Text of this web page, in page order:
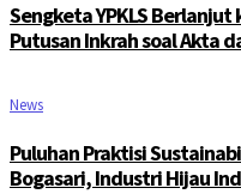
Sengketa YPKLS
Putusan Inkrah soal Akta
News
Puluhan Praktisi
Bogasari, Industri Hijau